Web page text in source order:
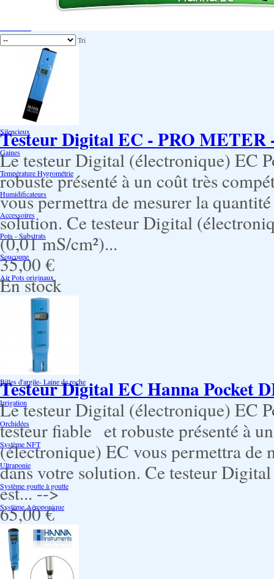
Extraction/Intraction
Ioniseur d'air -AirBulter
Filtre anti-odeur
Diffusion CO²
Contrôleurs de climat
Silencieux
Gaines
Température Hygrométrie
Humidificateurs
Accessoires
Pots - Substrats
Soucoupe
Air Pots originaux
Promotion Discount
Billes d'argile- Laine de roche
Irrigation
Orchidées
Système NFT
Ultraponie
Système goutte à goutte
Système Aéroponique
Bouturage Pre Croissance
TerraPonie
Accessoires
Tri
Testeur Digital EC - PRO METER
Le testeur Digital (électronique) EC
robuste présenté à un coût très
vous permettra de mesurer la
solution. Ce testeur Digital
(0,01 mS/cm²)...
35,00 €
En stock
Testeur Digital EC Hanna Pocket
Le testeur Digital (électronique) EC
testeur fiable et robuste présenté à
(électronique) EC vous permettra de
dans votre solution. Ce testeur
est... -->
65,00 €